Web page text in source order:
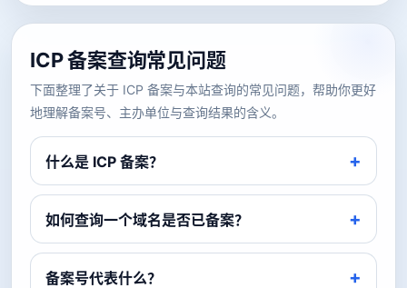
ICP 备案查询常见问题
下面整理了关于 ICP 备案与本站查询的常见问题，帮助你更好
地理解备案号、主办单位与查询结果的含义。
什么是 ICP 备案？
如何查询一个域名是否已备案？
备案号代表什么？